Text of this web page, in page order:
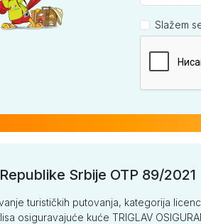
Slažem
Srbije OTP 89/2021
turističkih putovanja, kategorija
osiguravajuće kuće TRIGLAV